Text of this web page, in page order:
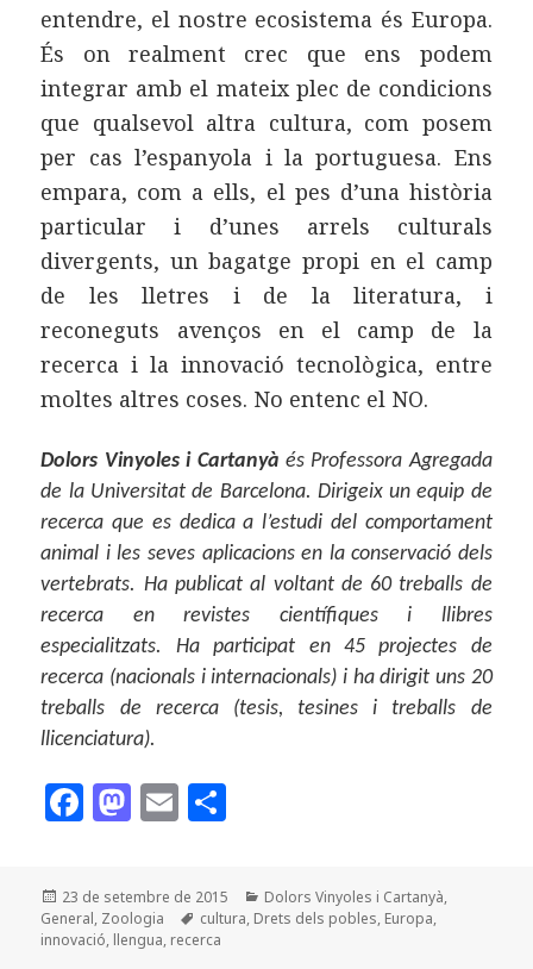
entendre, el nostre ecosistema és Europa.
És on realment crec que ens podem
integrar amb el mateix plec de condicions
que qualsevol altra cultura, com posem
per cas l’espanyola i la portuguesa. Ens
empara, com a ells, el pes d’una història
particular i d’unes arrels culturals
divergents, un bagatge propi en el camp
de les lletres i de la literatura, i
reconeguts avenços en el camp de la
recerca i la innovació tecnològica, entre
moltes altres coses. No entenc el NO.
Dolors Vinyoles i Cartanyà és Professora Agregada
de la Universitat de Barcelona. Dirigeix un equip de
recerca que es dedica a l’estudi del comportament
animal i les seves aplicacions en la conservació dels
vertebrats. Ha publicat al voltant de 60 treballs de
recerca en revistes científiques i llibres
especialitzats. Ha participat en 45 projectes de
recerca (nacionals i internacionals) i ha dirigit uns 20
treballs de recerca (tesis, tesines i treballs de
llicenciatura).
F
c
e
b
M
to
d
o
E
ai
l
m
p
Publicat
el
23 de setembre de 2015 Categories
Dolors Vinyoles i Cartanyà,
General, Zoologia Etiquetes
cultura, Drets dels pobles, Europa,
innovació, llengua, recerca